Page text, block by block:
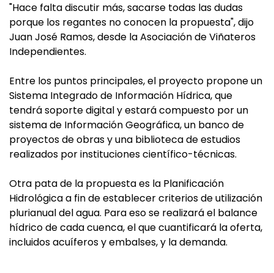
"Hace falta discutir más, sacarse todas las dudas
porque los regantes no conocen la propuesta", dijo
Juan José Ramos, desde la Asociación de Viñateros
Independientes.
Entre los puntos principales, el proyecto propone un
Sistema Integrado de Información Hídrica, que
tendrá soporte digital y estará compuesto por un
sistema de Información Geográfica, un banco de
proyectos de obras y una biblioteca de estudios
realizados por instituciones científico-técnicas.
Otra pata de la propuesta es la Planificación
Hidrológica a fin de establecer criterios de utilización
plurianual del agua. Para eso se realizará el balance
hídrico de cada cuenca, el que cuantificará la oferta,
incluidos acuíferos y embalses, y la demanda.